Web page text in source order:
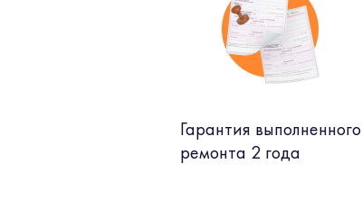
Гарантия выполненного
ремонта 2 года